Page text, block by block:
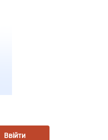
Ввійти